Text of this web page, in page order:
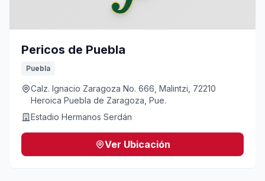
Pericos de Puebla
Puebla
Calz. Ignacio Zaragoza No. 666, Malintzi, 72210
Heroica Puebla de Zaragoza, Pue.
Estadio Hermanos Serdán
Ver Ubicación